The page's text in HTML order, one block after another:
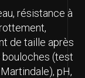
résistance à
de taille après
bouloches (test
pH,